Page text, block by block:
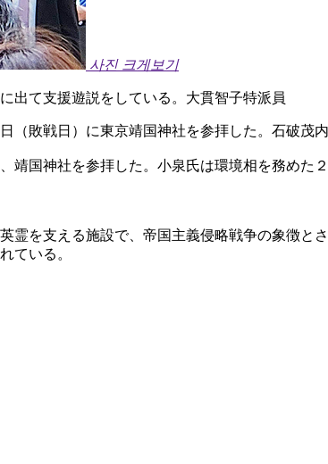
사진 크게보기
出て支援遊説をしている。大貫智子特派員
（敗戦日）に東京靖国神社を参拝した。石破茂
靖国神社を参拝した。小泉氏は環境相を務め
霊を支える施設で、帝国主義侵略戦争の象徴と
ている。